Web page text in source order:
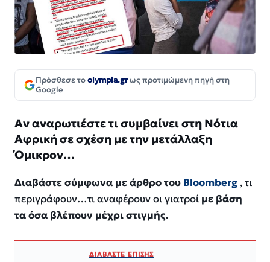
Πρόσθεσε τοolympia.grως προτιμώμενη πηγή στη
Google
Αν αναρωτιέστε τι συμβαίνει στη Νότια
Αφρική σε σχέση με την μετάλλαξη
Όμικρον…
Διαβάστε σύμφωνα με άρθρο του Bloomberg , τι
περιγράφουν…τι αναφέρουν οι γιατροί με βάση
τα όσα βλέπουν μέχρι στιγμής.
ΔΙΑΒΑΣΤΕ ΕΠΙΣΗΣ